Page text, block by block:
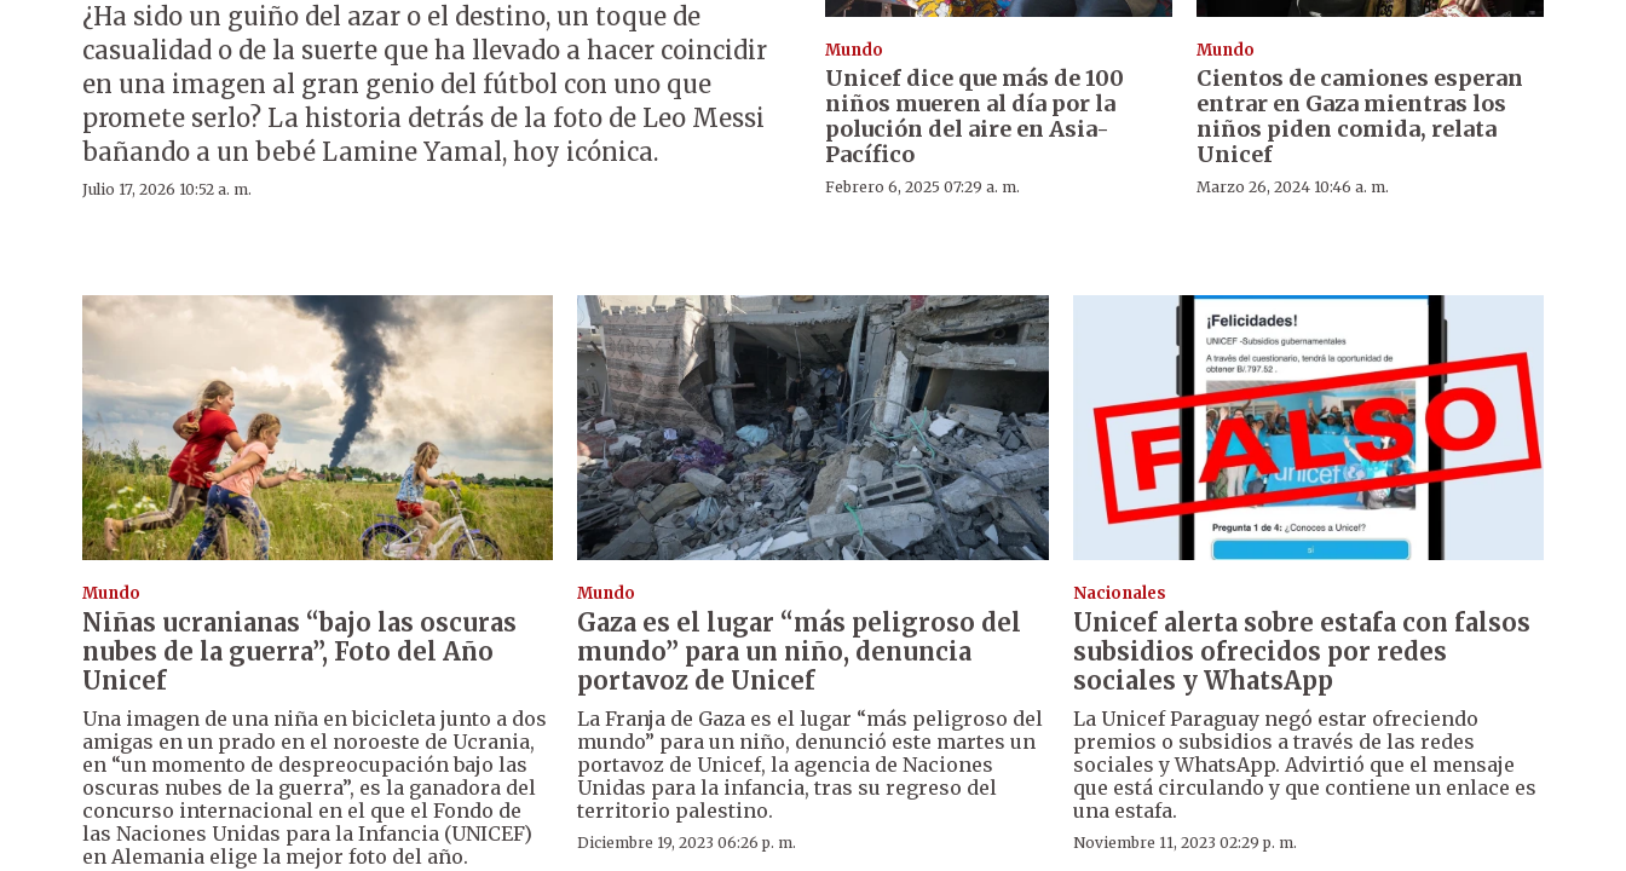
¿Ha sido un guiño del azar o el destino, un toque de
casualidad o de la suerte que ha llevado a hacer coincidir
en una imagen al gran genio del fútbol con uno que
promete serlo? La historia detrás de la foto de Leo Messi
bañando a un bebé Lamine Yamal, hoy icónica.
Julio 17, 2026 10:52 a. m.
Mundo
Unicef dice que más de 100
niños mueren al día por la
polución del aire en Asia-
Pacífico
Febrero 6, 2025 07:29 a. m.
Mundo
Cientos de camiones esperan
entrar en Gaza mientras los
niños piden comida, relata
Unicef
Marzo 26, 2024 10:46 a. m.
Mundo
Niñas ucranianas “bajo las oscuras
nubes de la guerra”, Foto del Año
Unicef
Una imagen de una niña en bicicleta junto a dos
amigas en un prado en el noroeste de Ucrania,
en “un momento de despreocupación bajo las
oscuras nubes de la guerra”, es la ganadora del
concurso internacional en el que el Fondo de
las Naciones Unidas para la Infancia (UNICEF)
en Alemania elige la mejor foto del año.
Mundo
Gaza es el lugar “más peligroso del
mundo” para un niño, denuncia
portavoz de Unicef
La Franja de Gaza es el lugar “más peligroso del
mundo” para un niño, denunció este martes un
portavoz de Unicef, la agencia de Naciones
Unidas para la infancia, tras su regreso del
territorio palestino.
Diciembre 19, 2023 06:26 p. m.
Nacionales
Unicef alerta sobre estafa con falsos
subsidios ofrecidos por redes
sociales y WhatsApp
La Unicef Paraguay negó estar ofreciendo
premios o subsidios a través de las redes
sociales y WhatsApp. Advirtió que el mensaje
que está circulando y que contiene un enlace es
una estafa.
Noviembre 11, 2023 02:29 p. m.